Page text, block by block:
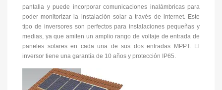
pantalla y puede incorporar comunicaciones inalámbricas para
poder monitorizar la instalación solar a través de internet. Este
tipo de inversores son perfectos para instalaciones pequeñas y
medias, ya que amiten un amplio rango de voltaje de entrada de
paneles solares en cada una de sus dos entradas MPPT. El
inversor tiene una garantía de 10 años y protección IP65.